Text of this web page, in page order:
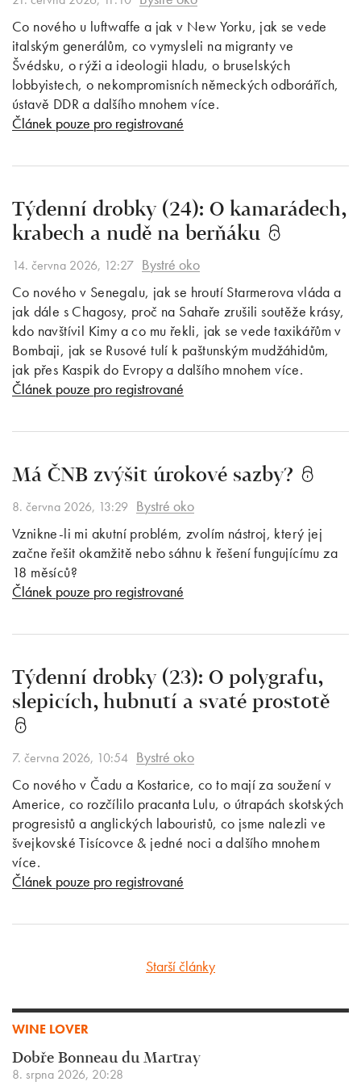
Co nového u luftwaffe a jak v New Yorku, jak se vede
italským generálům, co vymysleli na migranty ve
Švédsku, o rýži a ideologii hladu, o bruselských
lobbyistech, o nekompromisních německých odborářích,
ústavě DDR a dalšího mnohem více.
Článek pouze pro registrované
Týdenní drobky (24): O kamarádech,
krabech a nudě na berňáku
14. června 2026, 12:27 Bystré oko
Co nového v Senegalu, jak se hroutí Starmerova vláda a
jak dále s Chagosy, proč na Sahaře zrušili soutěže krásy,
kdo navštívil Kimy a co mu řekli, jak se vede taxikářům v
Bombaji, jak se Rusové tulí k paštunským mudžáhidům,
jak přes Kaspik do Evropy a dalšího mnohem více.
Článek pouze pro registrované
Má ČNB zvýšit úrokové sazby?
8. června 2026, 13:29 Bystré oko
Vznikne-li mi akutní problém, zvolím nástroj, který jej
začne řešit okamžitě nebo sáhnu k řešení fungujícímu za
18 měsíců?
Článek pouze pro registrované
Týdenní drobky (23): O polygrafu,
slepicích, hubnutí a svaté prostotě
7. června 2026, 10:54 Bystré oko
Co nového v Čadu a Kostarice, co to mají za soužení v
Americe, co rozčílilo pracanta Lulu, o útrapách skotských
progresistů a anglických labouristů, co jsme nalezli ve
švejkovské Tisícovce & jedné noci a dalšího mnohem
více.
Článek pouze pro registrované
Starší články
WINE LOVER
Dobře Bonneau du Martray
8. srpna 2026, 20:28